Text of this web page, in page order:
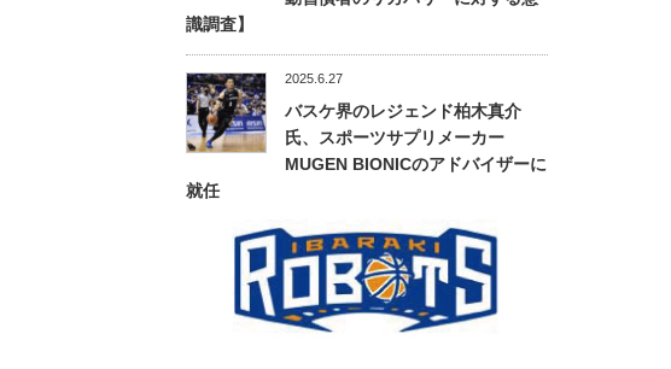
識調査】
2025.6.27
バスケ界のレジェンド柏木真介
氏、スポーツサプリメーカー
MUGEN BIONICのアドバイザーに
就任